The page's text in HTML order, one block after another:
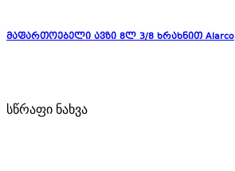
მაფართოებელი ავზი 8ლ 3/8 ხრახნით Alarco
სწრაფი ნახვა